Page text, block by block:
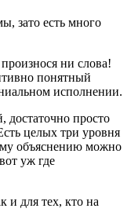
зато есть много
ни слова!
понятный
исполнении.
достаточно просто
целых три уровня
объяснению можно
уж где
и для тех, кто на